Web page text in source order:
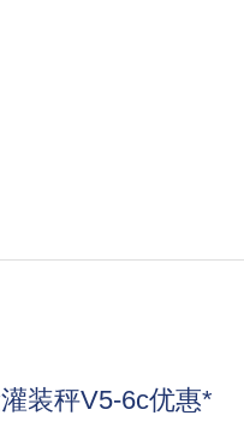
装秤V5-6c优惠*